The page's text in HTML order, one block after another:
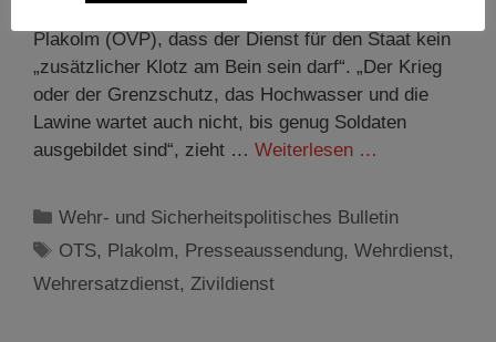
Plakolm (ÖVP), dass der Dienst für den Staat kein
„zusätzlicher Klotz am Bein sein darf“. „Der Krieg
oder der Grenzschutz, das Hochwasser und die
Lawine wartet auch nicht, bis genug Soldaten
ausgebildet sind“, zieht … Weiterlesen …
Kategorien
Wehr- und Sicherheitspolitisches Bulletin
Schlagwörter
OTS, Plakolm, Presseaussendung,Wehrdienst,
Wehrersatzdienst, Zivildienst